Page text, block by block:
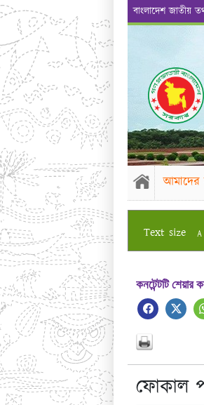
বাংলাদেশ জাতীয়
আমাদের
Text size A
কনটেন্টটি
ফোকাল